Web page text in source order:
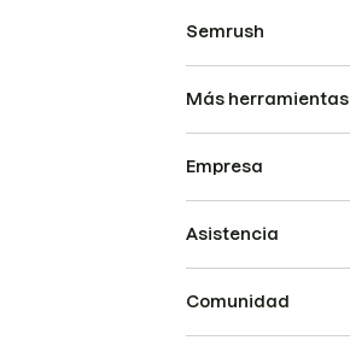
Semrush
Más herramientas
Empresa
Asistencia
Comunidad